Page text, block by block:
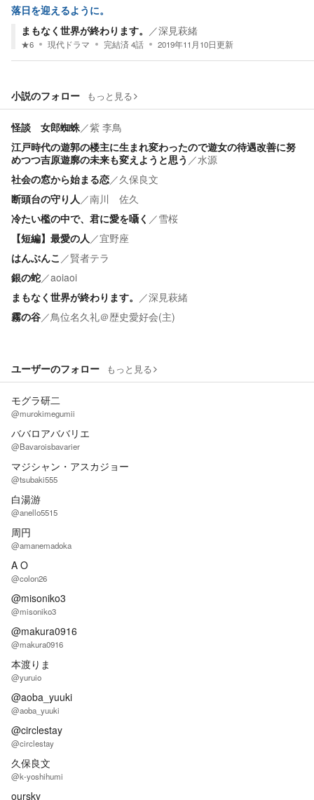
落日を迎えるように。
まもなく世界が終わります。 ／深見萩緒
★6 現代ドラマ 完結済4話 2019年11月10日更新
小説のフォロー もっと見る
怪談 女郎蜘蛛／紫 李鳥
江戸時代の遊郭の楼主に生まれ変わったので遊女の待遇改善に努
めつつ吉原遊廓の未来も変えようと思う ／水源
社会の窓から始まる恋／久保良文
断頭台の守り人／南川 佐久
冷たい檻の中で、君に愛を囁く ／雪桜
【短編】最愛の人／宜野座
はんぶんこ ／賢者テラ
銀の蛇／aoiaoi
まもなく世界が終わります。 ／深見萩緒
霧の谷／鳥位名久礼＠歴史愛好会(主)
ユーザーのフォロー もっと見る
モグラ研二
@murokimegumii
ババロアババリエ
@Bavaroisbavarier
マジシャン・アスカジョー
@tsubaki555
白湯游
@anello5515
周円
@amanemadoka
A O
@colon26
@misoniko3
@misoniko3
@makura0916
@makura0916
本渡りま
@yuruio
@aoba_yuuki
@aoba_yuuki
@circlestay
@circlestay
久保良文
@k-yoshihumi
oursky